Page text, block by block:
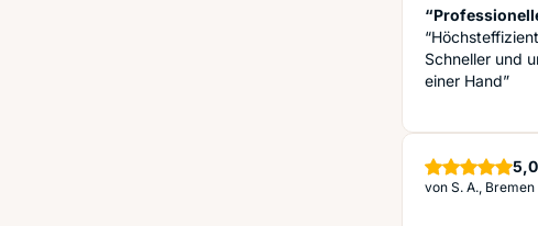
Schneller und
einer Hand”
5,0
von S. A., Bremen